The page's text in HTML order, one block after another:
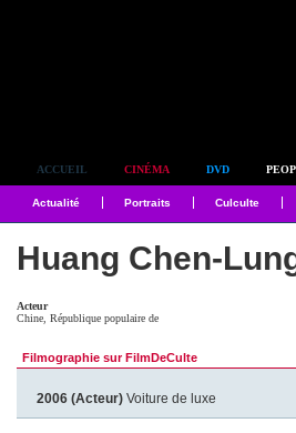
ACCUEIL CINÉMA DVD
Actualité Portraits Culculte
Huang Chen-
Acteur
Chine, République populaire de
Filmographie sur FilmDeCulte
2006 (Acteur) Voiture de luxe